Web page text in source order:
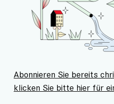
Abonnieren Sie bereits
klicken Sie bitte hier für